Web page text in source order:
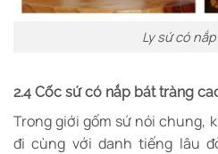
Ly sứ có
2.4 Cốc sứ có nắp bát tràng
Trong giới gốm sứ nói chung,
đi cùng với danh tiếng lâu